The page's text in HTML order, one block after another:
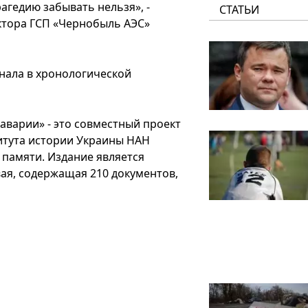
забывать нельзя», -
ГСП «Чернобыль АЭС»
в хронологической
- это совместный проект
истории Украины НАН
Издание является
содержащая 210 ​​документов,
СТАТЬИ